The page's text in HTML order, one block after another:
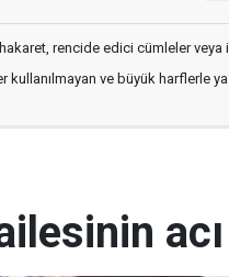
rencide edici cümleler veya
kullanılmayan ve büyük harflerle